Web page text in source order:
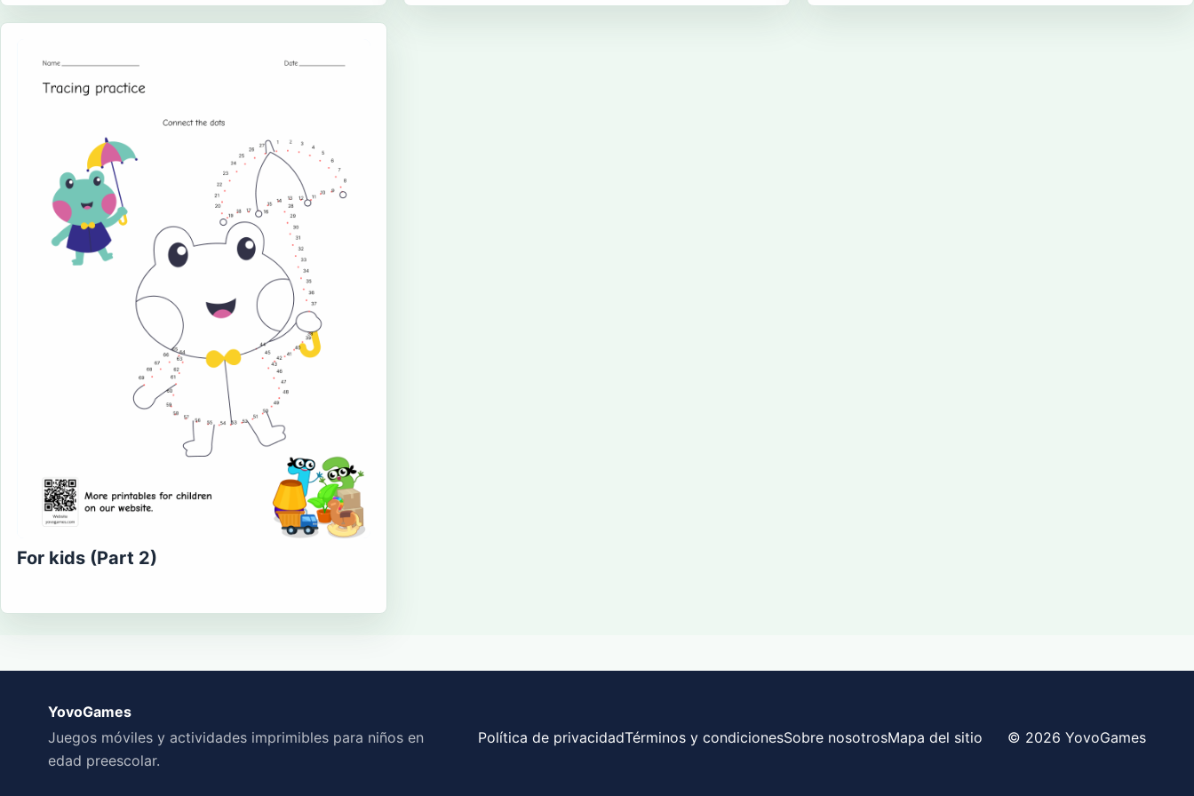
For kids (Part 2)
YovoGames
Juegos móviles y actividades imprimibles para niños en
edad preescolar.
Política de privacidadTérminos y condicionesSobre nosotrosMapa del sitio © 2026 YovoGames